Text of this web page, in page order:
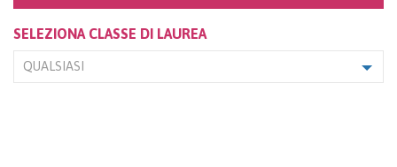
SELEZIONA CLASSE DI LAUREA
QUALSIASI